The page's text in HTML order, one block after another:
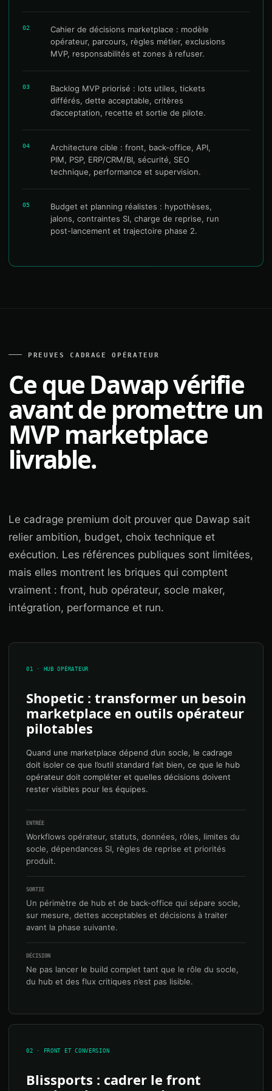
02
Cahier de décisions marketplace : modèle
opérateur, parcours, règles métier, exclusions
MVP, responsabilités et zones à refuser.
03
Backlog MVP priorisé : lots utiles, tickets
différés, dette acceptable, critères
d’acceptation, recette et sortie de pilote.
04
Architecture cible : front, back-office, API,
PIM, PSP, ERP/CRM/BI, sécurité, SEO
technique, performance et supervision.
05
Budget et planning réalistes : hypothèses,
jalons, contraintes SI, charge de reprise, run
post-lancement et trajectoire phase 2.
PREUVES CADRAGE OPÉRATEUR
Ce que Dawap vérifie
avant de promettre un
MVP marketplace
livrable.
Le cadrage premium doit prouver que Dawap sait
relier ambition, budget, choix technique et
exécution. Les références publiques sont limitées,
mais elles montrent les briques qui comptent
vraiment : front, hub opérateur, socle maker,
intégration, performance et run.
01 · HUB OPÉRATEUR
Shopetic : transformer un besoin
marketplace en outils opérateur
pilotables
Quand une marketplace dépend d’un socle, le cadrage
doit isoler ce que l’outil standard fait bien, ce que le hub
opérateur doit compléter et quelles décisions doivent
rester visibles pour les équipes.
ENTRÉE
Workflows opérateur, statuts, données, rôles, limites du
socle, dépendances SI, règles de reprise et priorités
produit.
SORTIE
Un périmètre de hub et de back-office qui sépare socle,
sur mesure, dettes acceptables et décisions à traiter
avant la phase suivante.
DÉCISION
Ne pas lancer le build complet tant que le rôle du socle,
du hub et des flux critiques n’est pas lisible.
02 · FRONT ET CONVERSION
Blissports : cadrer le front